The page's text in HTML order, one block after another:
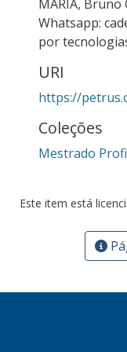
MARIA, Bruno
Whatsapp:
por
URI
https://
Coleções
Mestrado
Este item está